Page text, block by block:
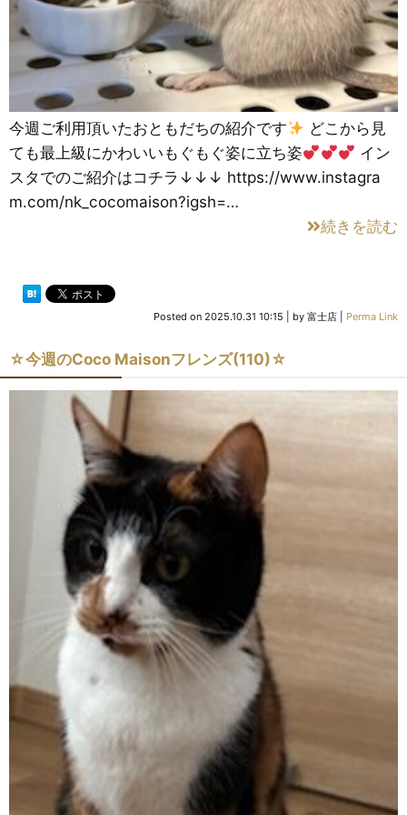
今週ご利用頂いたおともだちの紹介です
どこから見
ても最上級にかわいいもぐもぐ姿に立ち姿
イン
スタでのご紹介はコチラ↓↓↓ https://www.instagra
m.com/nk_cocomaison?igsh=…
続きを読む
Posted on 2025.10.31 10:15 by 富士店 Perma Link
☆今週のCoco Maisonフレンズ(110)☆